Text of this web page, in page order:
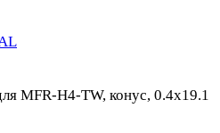
MFR-H4-TW, конус, 0.4х19.1